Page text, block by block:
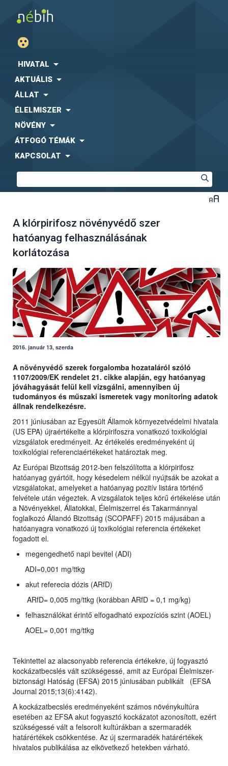
HIVATAL
AKTUÁLIS
ÁLLAT
ÉLELMISZER
NÖVÉNY
ÁTFOGÓ TÉMÁK
KAPCSOLAT
A klórpirifosz növényvédő szer
hatóanyag felhasználásának
korlátozása
2016. január 13, szerda
A növényvédő szerek forgalomba hozataláról szóló
1107/2009/EK rendelet 21. cikke alapján, egy hatóanyag
jóváhagyását felül kell vizsgálni, amennyiben új
tudományos és műszaki ismeretek vagy monitoring adatok
állnak rendelkezésre.
2011 júniusában az Egyesült Államok környezetvédelmi hivatala
(US EPA) újraértékelte a klórpirifoszra vonatkozó toxikológiai
vizsgálatok eredményeit. Az értékelés eredményeként új
toxikológiai referenciaértékeket határoztak meg.
Az Európai Bizottság 2012-ben felszólította a klórpirifosz
hatóanyag gyártóit, hogy késedelem nélkül nyújtsák be azokat a
vizsgálatokat, amelyeket a hatóanyag pozitív listára történő
felvétele után végeztek. A vizsgálatok teljes körű értékelése után
a Növényekkel, Állatokkal, Élelmiszerrel és Takarmánnyal
foglalkozó Állandó Bizottság (SCOPAFF) 2015 májusában a
hatóanyagra vonatkozó új toxikológiai referencia értékeket
fogadott el.
megengedhető napi bevitel (ADI)
ADI=0,001 mg/ttkg
akut referecia dózis (ARfD)
ARfD= 0,005 mg/ttkg (korábban ARfD = 0,1 mg/kg)
felhasználókat érintő elfogadható expozíciós szint (AOEL)
AOEL= 0,001 mg/ttkg
Tekintettel az alacsonyabb referencia értékekre, új fogyasztó
kockázatbecslés vált szükségessé, amit az Európai Élelmiszer-
biztonsági Hatóság (EFSA) 2015 júniusában publikált (EFSA
Journal 2015;13(6):4142).
A kockázatbecslés eredményeként számos növénykultúra
esetében az EFSA akut fogyasztó kockázatot azonosított, ezért
szükségessé vált a felsorolt kultúrákban a szermaradék
határértékek csökkentése. Az új szermaradék határértékek
hivatalos publikálása az elkövetkező hetekben várható.